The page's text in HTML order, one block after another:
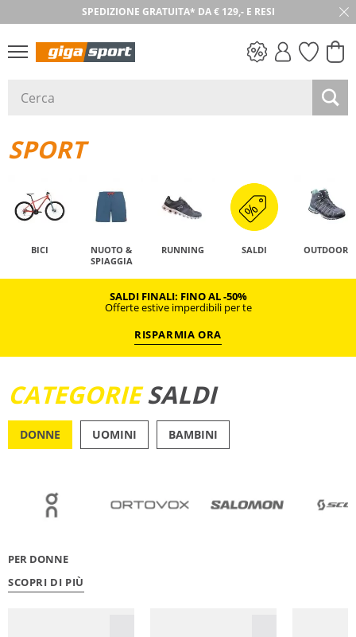
SPEDIZIONE GRATUITA* DA € 129,- E RESI
30 GIORNI DI RESO
SPORT
BICI
NUOTO &
SPIAGGIA
RUNNING SALDI OUTDOOR
SALDI FINALI: FINO AL -50%
Offerte estive imperdibili per te
RISPARMIA ORA
CATEGORIESALDI
DONNE UOMINI BAMBINI
PER DONNE
SCOPRI DI PIÙ